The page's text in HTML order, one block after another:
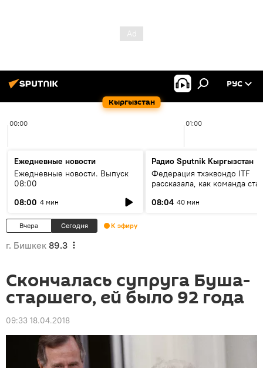
Кыргызстан
РУС
00:00 01:00
Ежедневные новости
Ежедневные новости. Выпуск
08:00
08:00 4 мин
Радио Sputnik Кыргызстан
Федерация тхэквондо ITF
рассказала, как команда
08:04 40 мин
Вчера Сегодня К эфиру
г. Бишкек 89.3
Скончалась супруга Буша-
старшего, ей было 92 года
09:33 18.04.2018